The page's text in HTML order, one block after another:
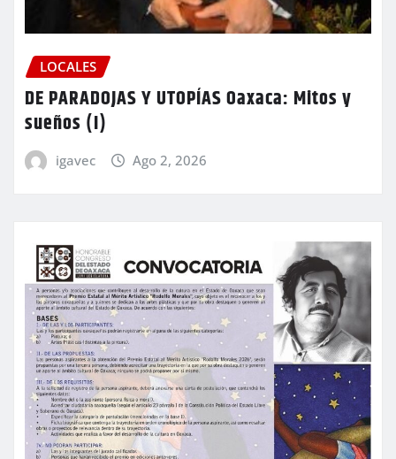
LOCALES
DE PARADOJAS Y UTOPÍAS Oaxaca: Mitos y
sueños (I)
igavec Ago 2, 2026